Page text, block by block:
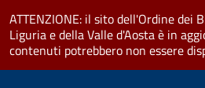
ATTENZIONE: il sito dell'Ordine dei
Liguria e della Valle d'Aosta è in
contenuti potrebbero non essere